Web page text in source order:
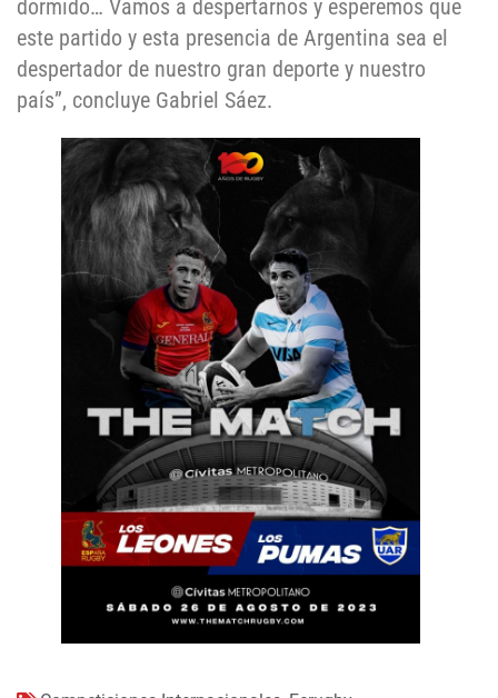
dormido… Vamos a despertarnos y esperemos que
este partido y esta presencia de Argentina sea el
despertador de nuestro gran deporte y nuestro
país”, concluye Gabriel Sáez.